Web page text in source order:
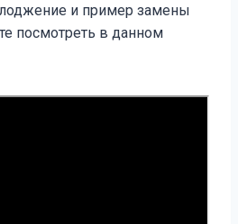
и пример замены
посмотреть в данном